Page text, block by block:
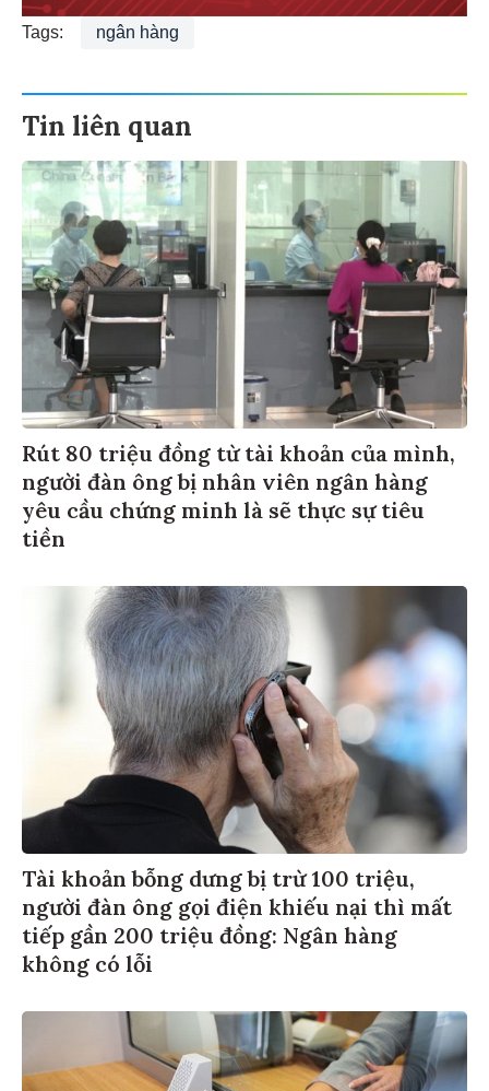
Tags: ngân hàng
Tin liên quan
Rút 80 triệu đồng từ tài khoản của mình,
người đàn ông bị nhân viên ngân hàng
yêu cầu chứng minh là sẽ thực sự tiêu
tiền
Tài khoản bỗng dưng bị trừ 100 triệu,
người đàn ông gọi điện khiếu nại thì mất
tiếp gần 200 triệu đồng: Ngân hàng
không có lỗi